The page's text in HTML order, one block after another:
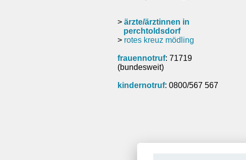
> ärzte/ärztinnen in
perchtoldsdorf
> rotes kreuz mödling
frauennotruf: 71719
(bundesweit)
kindernotruf: 0800/567 567